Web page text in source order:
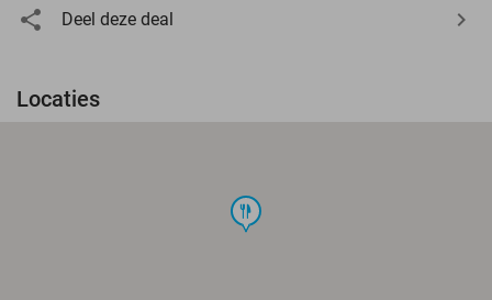
Deel deze deal
Locaties
food